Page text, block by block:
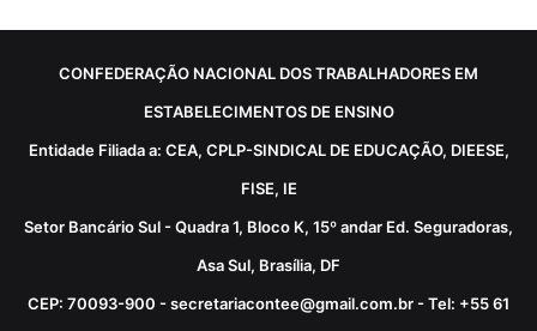
CONFEDERAÇÃO NACIONAL DOS TRABALHADORES EM
ESTABELECIMENTOS DE ENSINO
Entidade Filiada a: CEA, CPLP-SINDICAL DE EDUCAÇÃO, DIEESE,
FISE, IE
Setor Bancário Sul - Quadra 1, Bloco K, 15º andar Ed. Seguradoras,
Asa Sul, Brasília, DF
CEP: 70093-900 - secretariacontee@gmail.com.br - Tel: +55 61